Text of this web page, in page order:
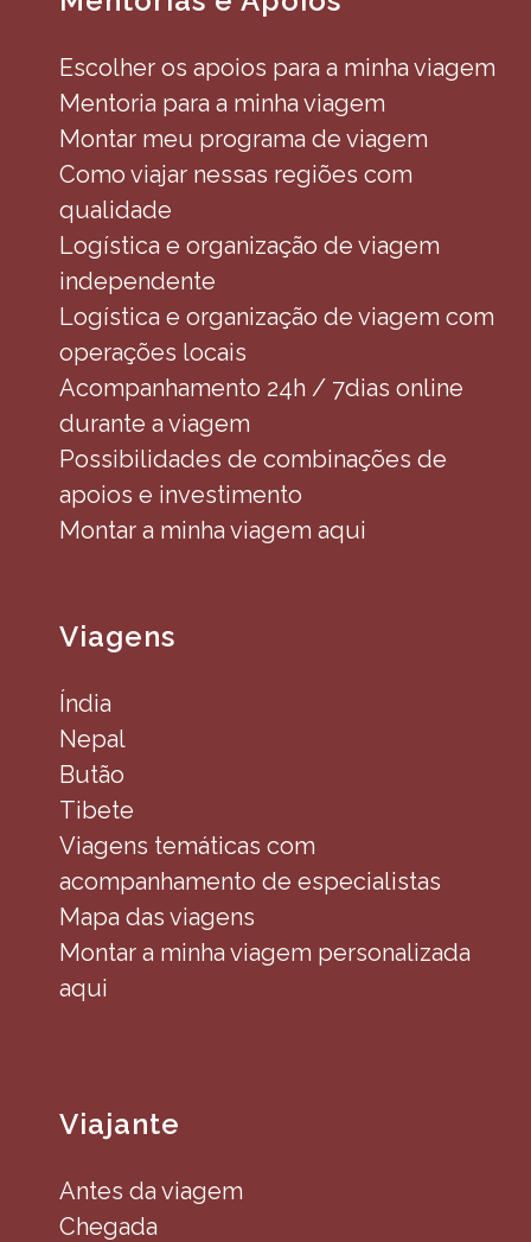
Escolher os apoios para a minha viagem
Mentoria para a minha viagem
Montar meu programa de viagem
Como viajar nessas regiões com
qualidade
Logística e organização de viagem
independente
Logística e organização de viagem com
operações locais
Acompanhamento 24h / 7dias online
durante a viagem
Possibilidades de combinações de
apoios e investimento
Montar a minha viagem aqui
Viagens
Índia
Nepal
Butão
Tibete
Viagens temáticas com
acompanhamento de especialistas
Mapa das viagens
Montar a minha viagem personalizada
aqui
Viajante
Antes da viagem
Chegada